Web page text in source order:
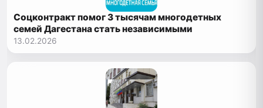
Соцконтракт помог 3 тысячам многодетных
семей Дагестана стать независимыми
13.02.2026